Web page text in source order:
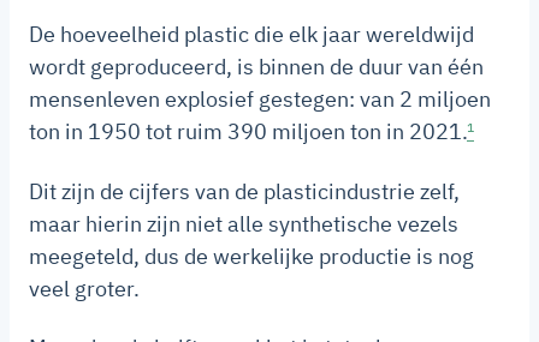
De hoeveelheid plastic die elk jaar wereldwijd
wordt geproduceerd, is binnen de duur van één
mensenleven explosief gestegen: van 2 miljoen
ton in 1950 tot ruim 390 miljoen ton in 2021.¹
Dit zijn de cijfers van de plasticindustrie zelf,
maar hierin zijn niet alle synthetische vezels
meegeteld, dus de werkelijke productie is nog
veel groter.